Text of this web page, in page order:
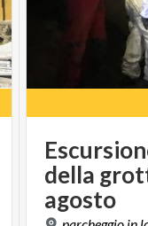
della
agosto